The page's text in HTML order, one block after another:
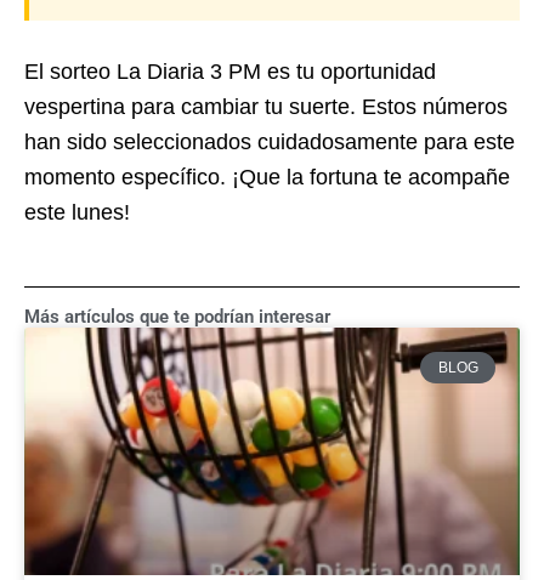
El sorteo La Diaria 3 PM es tu oportunidad
vespertina para cambiar tu suerte. Estos números
han sido seleccionados cuidadosamente para este
momento específico. ¡Que la fortuna te acompañe
este lunes!
Más artículos que te podrían interesar
BLOG